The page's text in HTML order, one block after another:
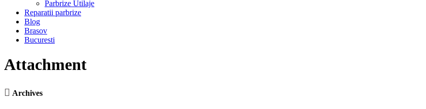
Parbrize Utilaje
Reparatii parbrize
Blog
Brasov
Bucuresti
Attachment
 Archives